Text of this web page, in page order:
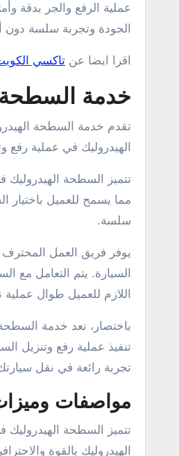
عملية الرفع والجر بدقة
الجودة وتجربة سلسة
اقرا ايضا عن تاكسي
خدمة السطحة
تقدم خدمة السطحة
الهيدروليك في عملية
تتميز السطحة الهيدروليك
مما يسمح للعميل باختيار
سلسة.
يوفر فريق العمل المحترف
السيارة. يتم التعامل مع
اللازم للعميل طوال
باختصار، تعد خدمة السطحة
تنفيذ عملية رفع وتنزيل
تجربة رائعة في نقل
مواصفات
تتميز السطحة الهيدروليك
الهيدروليك بالقوة